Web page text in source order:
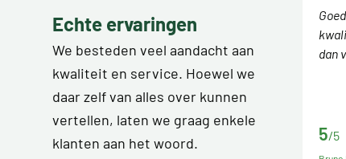
Echte ervaringen
We besteden veel aandacht aan
kwaliteit en service. Hoewel we
daar zelf van alles over kunnen
vertellen, laten we graag enkele
klanten aan het woord.
dan
5/5